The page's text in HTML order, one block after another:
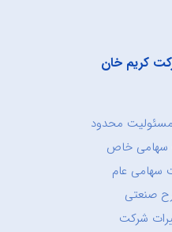
کریم خان
محدود
خاص
سهامی عام
صنعتی
شرکت